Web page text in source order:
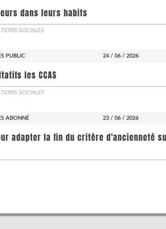
dans leurs habits
SOCIALES
PUBLIC 24 / 06 / 2026
les CCAS
SOCIALES
ABONNÉ 23 / 06 / 2026
adapter la fin du critère d'ancienneté